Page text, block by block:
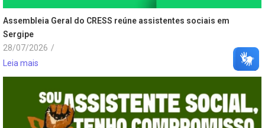
Assembleia Geral do CRESS reúne assistentes sociais em
Sergipe
28/07/2026 /
Leia mais